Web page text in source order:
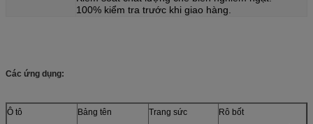
100% kiểm tra trước khi giao hàng.
Các ứng dụng:
Ô tô
Bảng tên
Trang sức
Rô bốt